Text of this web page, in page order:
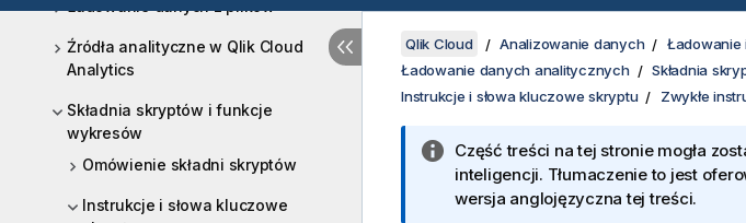
Źródła analityczne w Qlik Cloud
Analytics
Składnia skryptów i funkcje
wykresów
Omówienie składni skryptów
Instrukcje i słowa kluczowe
Qlik Cloud Analizowanie danych
Ładowanie
Ładowanie danych analitycznych
Składnia
Instrukcje i słowa kluczowe skryptu
Zwykłe
Część treści na tej stronie mogła
inteligencji. Tłumaczenie to jest
wersja anglojęzyczna tej treści.